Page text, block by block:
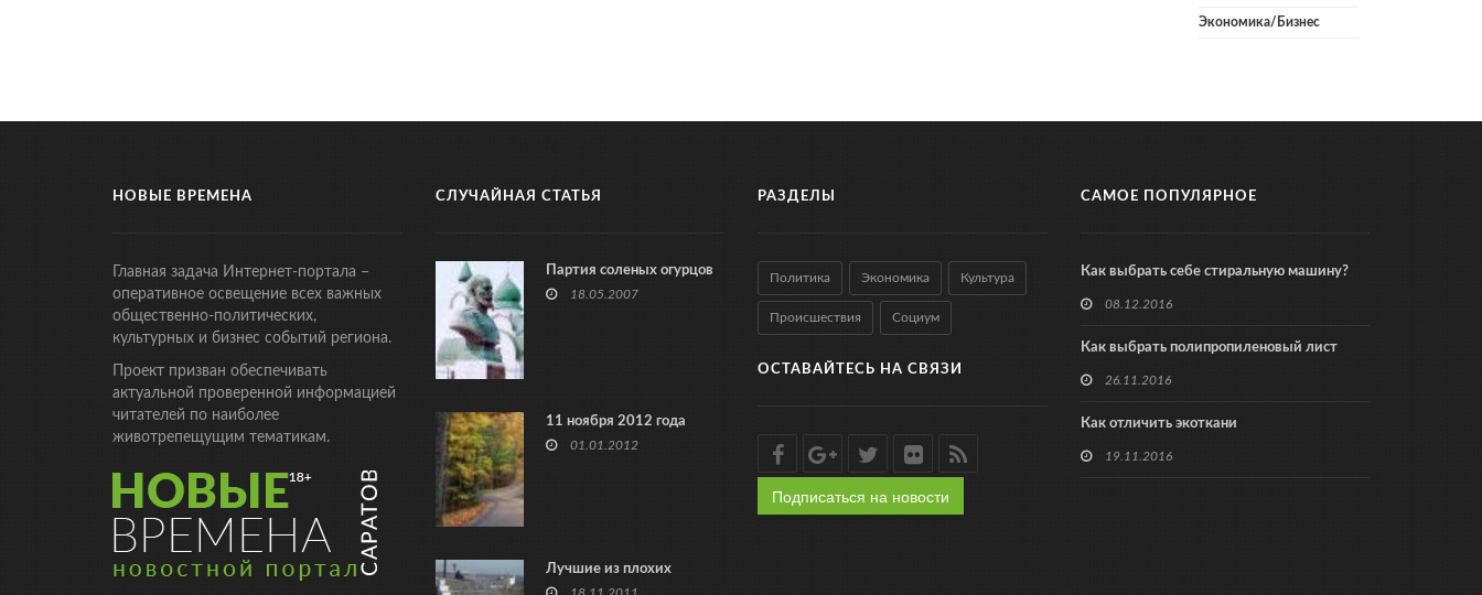
Экономика/Бизнес
НОВЫЕ ВРЕМЕНА
Главная задача Интернет-портала –
оперативное освещение всех важных
общественно-политических,
культурных и бизнес событий региона.
Проект призван обеспечивать
актуальной проверенной информацией
читателей по наиболее
животрепещущим тематикам.
СЛУЧАЙНАЯ СТАТЬЯ
Партия соленых огурцов
18.05.2007
11 ноября 2012 года
01.01.2012
Лучшие из плохих
РАЗДЕЛЫ
Политика Экономика Культура
Происшествия Социум
ОСТАВАЙТЕСЬ НА СВЯЗИ
Подписаться на новости
САМОЕ ПОПУЛЯРНОЕ
Как выбрать себе стиральную машину?
08.12.2016
Как выбрать полипропиленовый лист
26.11.2016
Как отличить экоткани
19.11.2016